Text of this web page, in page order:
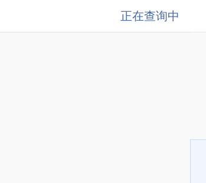
正在查询中